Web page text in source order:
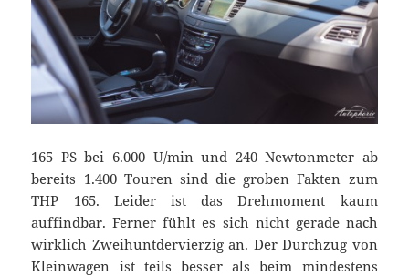
165 PS bei 6.000 U/min und 240 Newtonmeter ab
bereits 1.400 Touren sind die groben Fakten zum
THP 165. Leider ist das Drehmoment kaum
auffindbar. Ferner fühlt es sich nicht gerade nach
wirklich Zweihuntdervierzig an. Der Durchzug von
Kleinwagen ist teils besser als beim mindestens